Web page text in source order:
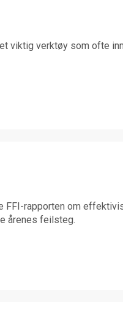
viktig verktøy som ofte
FFI-rapporten om
årenes feilsteg.